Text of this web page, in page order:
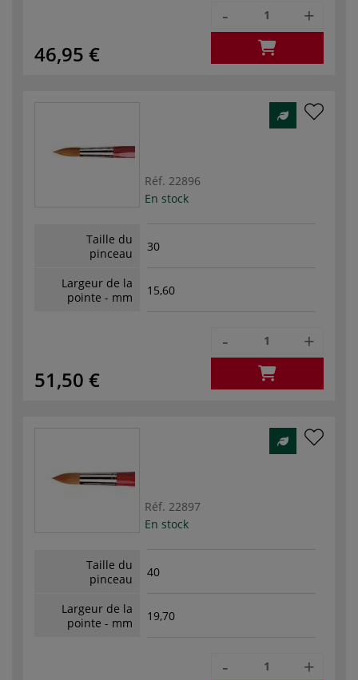
46,95 €
- +
Réf. 22896
En stock
Taille du
pinceau
30
Largeur de la
pointe - mm
15,60
51,50 €
- +
Réf. 22897
En stock
Taille du
pinceau
40
Largeur de la
pointe - mm
19,70
- +